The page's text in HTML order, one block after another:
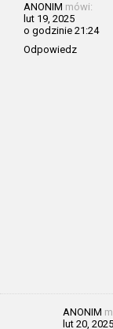
ANONIM mówi:
lut 19, 2025
o godzinie 21:24
Odpowiedz
ANONIM
lut 20, 2025